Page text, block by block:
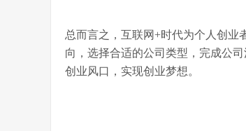
总而言之，互联网+时代为个人创业
向，选择合适的公司类型，完成公
创业风口，实现创业梦想。